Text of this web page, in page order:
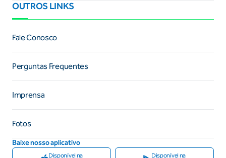
OUTROS LINKS
Fale Conosco
Perguntas Frequentes
Imprensa
Fotos
Baixe nosso aplicativo
Disponível na Disponível na